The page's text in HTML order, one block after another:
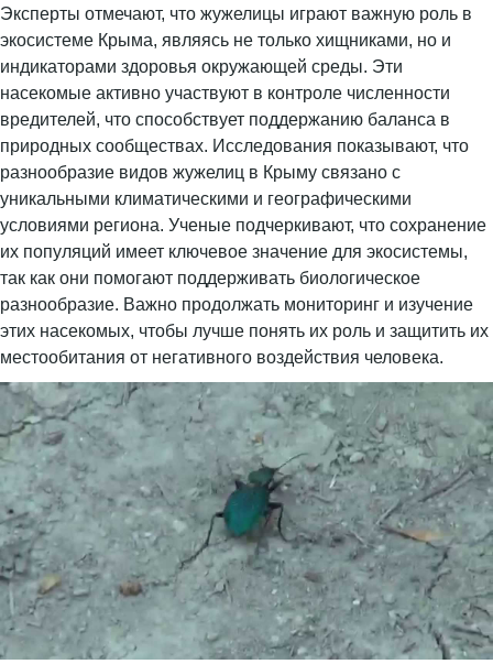
Эксперты отмечают, что жужелицы играют важную роль в
экосистеме Крыма, являясь не только хищниками, но и
индикаторами здоровья окружающей среды. Эти
насекомые активно участвуют в контроле численности
вредителей, что способствует поддержанию баланса в
природных сообществах. Исследования показывают, что
разнообразие видов жужелиц в Крыму связано с
уникальными климатическими и географическими
условиями региона. Ученые подчеркивают, что сохранение
их популяций имеет ключевое значение для экосистемы,
так как они помогают поддерживать биологическое
разнообразие. Важно продолжать мониторинг и изучение
этих насекомых, чтобы лучше понять их роль и защитить их
местообитания от негативного воздействия человека.